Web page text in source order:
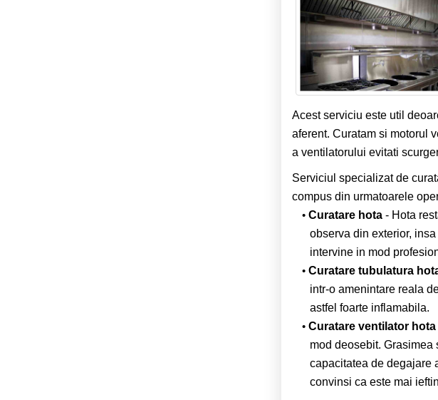
Acest serviciu este util
aferent. Curatam si motorul
a ventilatorului evitati
Serviciul specializat de
compus din urmatoarele
Curatare hota - Hota
observa din exterior,
intervine in mod
Curatare tubulatura
intr-o amenintare reala
astfel foarte inflamabila.
Curatare ventilator hota
mod deosebit.
capacitatea de degajare
convinsi ca este mai